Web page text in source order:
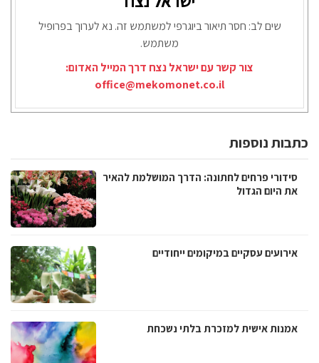
שים לב: חסר תיאור ביוגרפי למשתמש זה. נא לערוך בפרופיל
משתמש.
צור קשר עם ישראל נצח דרך המייל האדום:
office@mekomonet.co.il
כתבות נוספות
סידורי פרחים לחתונה: הדרך המושלמת להאיר
את היום הגדול
אירועים עסקיים במיקומים ייחודיים
אמנות אישית למזכרת בלתי נשכחת